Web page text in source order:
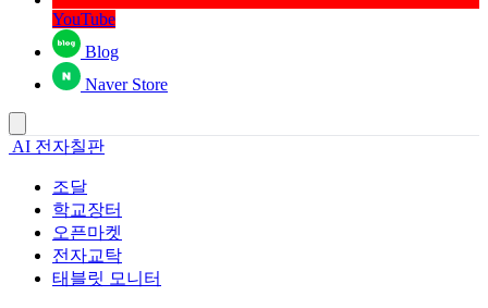
YouTube
Blog
Naver Store
AI 전자칠판
조달
학교장터
오픈마켓
전자교탁
태블릿 모니터